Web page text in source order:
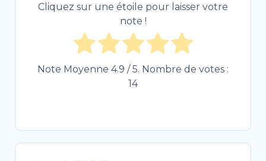
Cliquez sur une étoile pour laisser votre
note !
Note Moyenne 4.9 / 5. Nombre de votes :
14